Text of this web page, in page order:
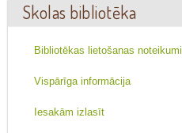
Skolas bibliotēka
Bibliotēkas lietošanas noteikumi
Vispārīga informācija
Iesakām izlasīt